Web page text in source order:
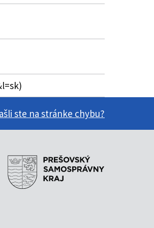
ste na stránke chybu?